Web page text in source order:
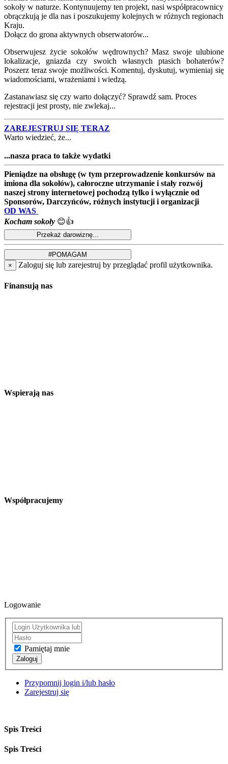
sokoły w naturze. Kontynuujemy ten projekt, nasi współpracownicy
obrączkują je dla nas i poszukujemy kolejnych w różnych regionach
Kraju.
Dołącz do grona aktywnych obserwatorów...
Obserwujesz życie sokołów wędrownych? Masz swoje ulubione
lokalizacje, gniazda czy swoich własnych ptasich bohaterów?
Poszerz teraz swoje możliwości. Komentuj, dyskutuj, wymieniaj się
wiadomościami, wrażeniami i wiedzą.
Zastanawiasz się czy warto dołączyć? Sprawdź sam. Proces
rejestracji jest prosty, nie zwlekaj...
ZAREJESTRUJ SIĘ TERAZ
Warto wiedzieć, że...
...nasza praca to także wydatki
Pieniądze na obsługę (w tym przeprowadzenie konkursów na
imiona dla sokołów), całoroczne utrzymanie i stały rozwój
naszej strony internetowej pochodzą tylko i wyłącznie od
Sponsorów, Darczyńców, różnych instytucji i organizacji
OD WAS
Kocham sokoły 😊👍
× Zaloguj się lub zarejestruj by przeglądać profil użytkownika.
Finansują nas
Wspierają nas
Współpracujemy
Logowanie
Pamiętaj mnie
Zaloguj
Przypomnij login i/lub hasło
Zarejestruj się
Spis Treści
Spis Treści